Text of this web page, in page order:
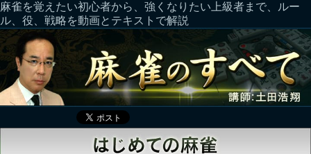
麻雀を覚えたい初心者から、強くなりたい上級者まで、ルー
ル、役、戦略を動画とテキストで解説